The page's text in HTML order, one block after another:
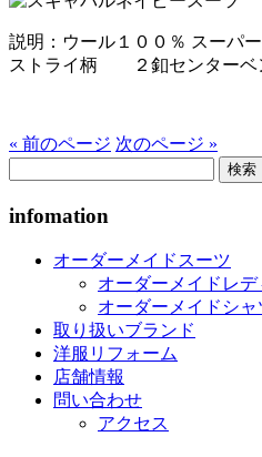
説明：ウール１００％ スーパ
ストライ柄 ２釦センターベ
« 前のページ 次のページ »
infomation
オーダーメイドスーツ
オーダーメイドレ
オーダーメイドシャ
取り扱いブランド
洋服リフォーム
店舗情報
問い合わせ
アクセス